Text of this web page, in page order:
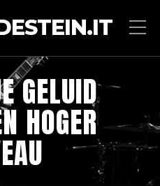
GELUID
HOGER